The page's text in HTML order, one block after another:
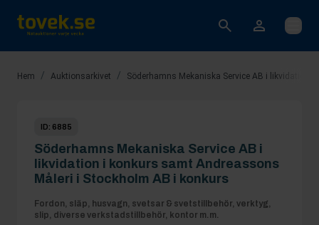
Öppna
Hem / Auktionsarkivet / Söderhamns Mekaniska Service AB i likvidation
ID: 6885
Söderhamns Mekaniska Service AB i
likvidation i konkurs samt Andreassons
Måleri i Stockholm AB i konkurs
Fordon, släp, husvagn, svetsar & svetstillbehör, verktyg,
slip, diverse verkstadstillbehör, kontor m.m.